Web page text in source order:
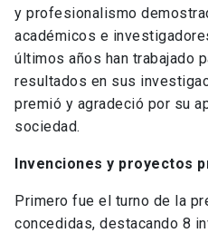
y profesionalismo
académicos e
últimos años han trabajado
resultados en sus
premió y agradeció por su
sociedad.
Invenciones y proyectos
Primero fue el turno de la
concedidas, destacando 8